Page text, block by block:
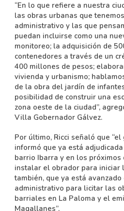
“En lo que refiere a nuestra
las obras urbanas que
administrativo y las que
puedan incluirse como una
monitoreo; la adquisición de
contenedores a través de un
400 millones de pesos;
vivienda y urbanismo;
de la obra del jardín de
posibilidad de construir una
zona oeste de la ciudad”,
Villa Gobernador Gálvez.
Por último, Ricci señaló que
informó que ya está
barrio Ibarra y en los próximos
instalar el obrador para iniciar
también, que ya está
administrativo para licitar las
barriales en La Paloma y el
Magallanes”.